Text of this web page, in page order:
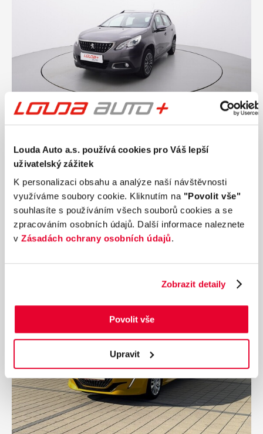
Louda Auto a.s. používá cookies pro Váš lepší
uživatelský zážitek
K personalizaci obsahu a analýze naší návštěvnosti
využíváme soubory cookie. Kliknutím na "Povolit vše"
souhlasíte s používáním všech souborů cookies a se
zpracováním osobních údajů. Další informace naleznete
v Zásadách ochrany osobních údajů.
Zobrazit detaily
Povolit vše
Upravit
PEUGEOT 2008 1.6 73 kW manuál
Nájezd
161 926 km
73 kW
Palivo
Diesel
Převodovka
Manuální
129 990 Kčs DPH
Přidat k porovnání